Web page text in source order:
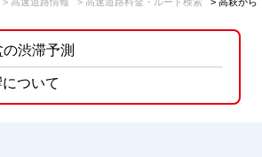
渋滞予測
ついて